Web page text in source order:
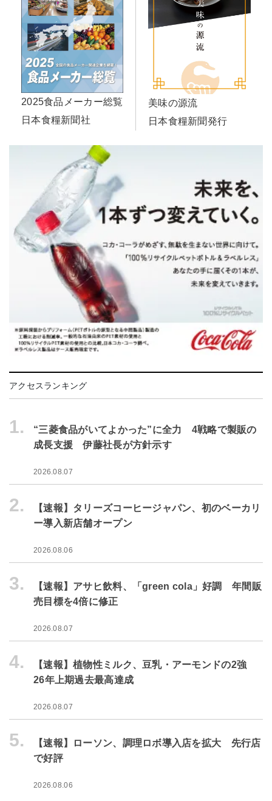
2025食品メーカー総覧
日本食糧新聞社
美味の源流
日本食糧新聞発行
アクセスランキング
1.
“三菱食品がいてよかった”に全力 4戦略で製販の
成長支援 伊藤社長が方針示す
2026.08.07
2.
【速報】タリーズコーヒージャパン、初のベーカリ
ー導入新店舗オープン
2026.08.06
3.
【速報】アサヒ飲料、「green cola」好調 年間販
売目標を4倍に修正
2026.08.07
4.
【速報】植物性ミルク、豆乳・アーモンドの2強
26年上期過去最高達成
2026.08.07
5.
【速報】ローソン、調理ロボ導入店を拡大 先行店
で好評
2026.08.06